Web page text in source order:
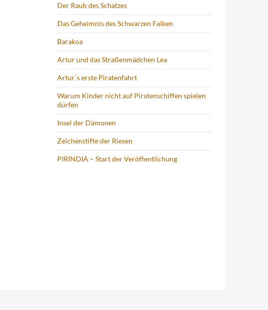
Der Raub des Schatzes
Das Geheimnis des Schwarzen Falken
Barakoa
Artur und das Straßenmädchen Lea
Artur`s erste Piratenfahrt
Warum Kinder nicht auf Piratenschiffen spielen
dürfen
Insel der Dämonen
Zeichenstifte der Riesen
PIRINDIA – Start der Veröffentlichung